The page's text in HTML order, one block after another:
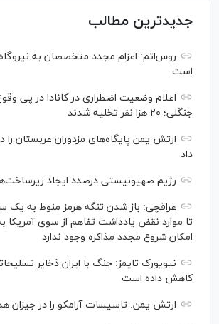
جدیدترین مطالب
روس‌اتم: اعزام مجدد متخصصان به
است
اعلام وضعیت اضطراری در کانادا در پی
جنگلی؛ ۲۰ هزا نفر تخلیه شدند
ارتش یمن پایگاه‌های مزدوران عربستان را
داد
رژیم صهیونیستی درصدد ایجاد
عراقچی: باز شدن تنگه هرمز منوط به
تا موارد نقض یادداشت تفاهم از سوی آمریکا
امکان شروع مجدد مذاکره وجود ندارد
نیویورک تایمز: جنگ با ایران ذخایر
کاهش داده است
ارتش یمن: تاسیسات آرامکو را در جیزان